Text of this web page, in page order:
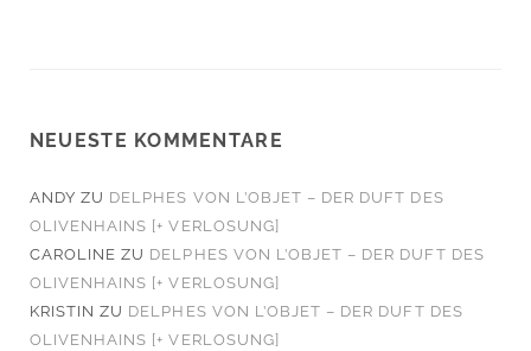
NEUESTE KOMMENTARE
ANDY ZU DELPHES VON L’OBJET – DER DUFT DES
OLIVENHAINS [+ VERLOSUNG]
CAROLINE ZU DELPHES VON L’OBJET – DER DUFT DES
OLIVENHAINS [+ VERLOSUNG]
KRISTIN ZU DELPHES VON L’OBJET – DER DUFT DES
OLIVENHAINS [+ VERLOSUNG]